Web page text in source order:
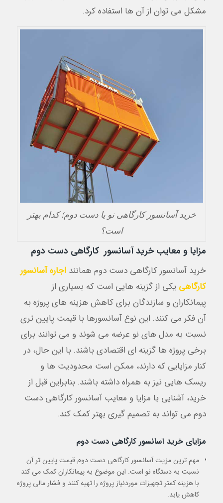
مشکل می توان از آن ها استفاده کرد.
خرید آسانسور کارگاهی نو یا دست دوم؛ کدام بهتر
است؟
مزایا و معایب خرید آسانسور کارگاهی دست دوم
خرید آسانسور کارگاهی دست دوم همانند اجاره آسانسور
کارگاهی یکی از گزینه هایی است که بسیاری از
پیمانکاران و سازندگان برای کاهش هزینه های پروژه به
آن فکر می کنند. این نوع آسانسورها با قیمت پایین تری
نسبت به مدل های نو عرضه می شوند و می توانند برای
برخی پروژه ها گزینه ای اقتصادی باشند. با این حال، در
کنار مزایایی که دارند، ممکن است محدودیت ها و
ریسک هایی نیز به همراه داشته باشند. بنابراین قبل از
خرید، آشنایی با مزایا و معایب آسانسور کارگاهی دست
دوم می تواند به تصمیم گیری بهتر کمک کند.
مزایای خرید آسانسور کارگاهی دست دوم
مهم ترین مزیت آسانسور کارگاهی دست دوم قیمت پایین تر آن
نسبت به دستگاه نو است. این موضوع به پیمانکاران کمک می کند
با هزینه کمتر تجهیزات موردنیاز پروژه را تهیه کنند و فشار مالی پروژه
کاهش یابد.